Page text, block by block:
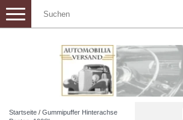
Toggle
navigation
Startseite / Gummipuffer Hinterachse